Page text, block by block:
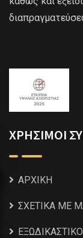
ΧΡΗΣΙΜΟΙ
ΑΡΧΙΚΗ
ΣΧΕΤΙΚΑ ΜΕ